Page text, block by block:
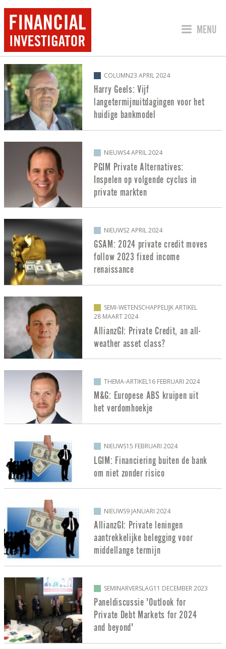
SPRING
MENU
BERICHTEN OVER PRIVATE DEBT
COLUMN23 APRIL 2024
Harry Geels: Vijf
langetermijnuitdagingen voor het
huidige bankmodel
NIEUWS4 APRIL 2024
PGIM Private Alternatives:
Inspelen op volgende cyclus in
private markten
NIEUWS2 APRIL 2024
GSAM: 2024 private credit moves
follow 2023 fixed income
renaissance
SEMI-WETENSCHAPPELIJK ARTIKEL
28 MAART 2024
AllianzGI: Private Credit, an all-
weather asset class?
THEMA-ARTIKEL16 FEBRUARI 2024
M&G: Europese ABS kruipen uit
het verdomhoekje
NIEUWS15 FEBRUARI 2024
LGIM: Financiering buiten de bank
om niet zonder risico
NIEUWS9 JANUARI 2024
AllianzGI: Private leningen
aantrekkelijke belegging voor
middellange termijn
SEMINARVERSLAG11 DECEMBER 2023
Paneldiscussie 'Outlook for
Private Debt Markets for 2024
and beyond'